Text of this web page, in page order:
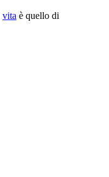
vita è quello di